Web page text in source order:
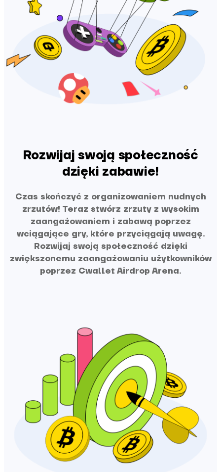
Rozwijaj swoją społeczność
dzięki zabawie!
Czas skończyć z organizowaniem nudnych
zrzutów! Teraz stwórz zrzuty z wysokim
zaangażowaniem i zabawą poprzez
wciągające gry, które przyciągają uwagę.
Rozwijaj swoją społeczność dzięki
zwiększonemu zaangażowaniu użytkowników
poprzez Cwallet Airdrop Arena.